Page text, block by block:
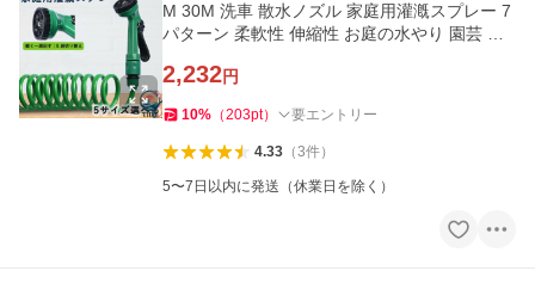
M 30M 洗車 散水ノズル 家庭用灌漑スプレー 7
パターン 柔軟性 伸縮性 お庭の水やり 園芸 ガ
2,232円
10% （203pt） 要エントリー
4.33（3件）
5〜7日以内に発送（休業日を除く）